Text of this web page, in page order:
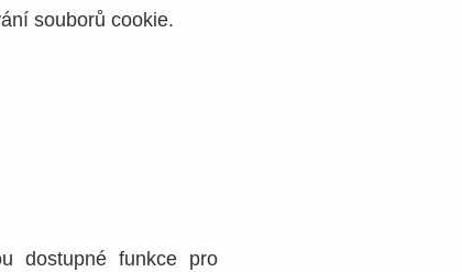
souborů cookie.
dostupné funkce pro